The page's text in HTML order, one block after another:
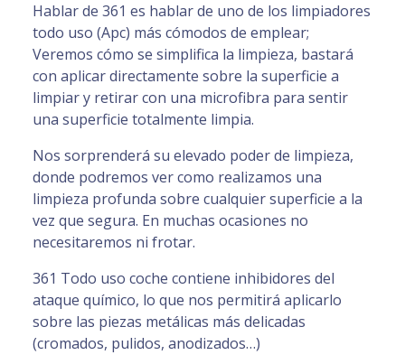
Hablar de 361 es hablar de uno de los limpiadores
todo uso (Apc) más cómodos de emplear;
Veremos cómo se simplifica la limpieza, bastará
con aplicar directamente sobre la superficie a
limpiar y retirar con una microfibra para sentir
una superficie totalmente limpia.
Nos sorprenderá su elevado poder de limpieza,
donde podremos ver como realizamos una
limpieza profunda sobre cualquier superficie a la
vez que segura. En muchas ocasiones no
necesitaremos ni frotar.
361 Todo uso coche contiene inhibidores del
ataque químico, lo que nos permitirá aplicarlo
sobre las piezas metálicas más delicadas
(cromados, pulidos, anodizados…)